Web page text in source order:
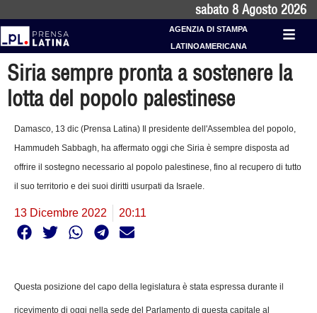
sabato 8 Agosto 2026
AGENZIA DI STAMPA
LATINOAMERICANA
Siria sempre pronta a sostenere la
lotta del popolo palestinese
Damasco, 13 dic (Prensa Latina) Il presidente dell'Assemblea del popolo,
Hammudeh Sabbagh, ha affermato oggi che Siria è sempre disposta ad
offrire il sostegno necessario al popolo palestinese, fino al recupero di tutto
il suo territorio e dei suoi diritti usurpati da Israele.
13 Dicembre 2022 20:11
Questa posizione del capo della legislatura è stata espressa durante il
ricevimento di oggi nella sede del Parlamento di questa capitale al